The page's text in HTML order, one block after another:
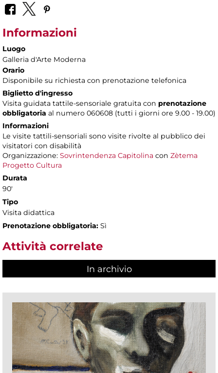
Informazioni
Luogo
Galleria d'Arte Moderna
Orario
Disponibile su richiesta con prenotazione telefonica
Biglietto d'ingresso
Visita guidata tattile-sensoriale gratuita con prenotazione
obbligatoria al numero 060608 (tutti i giorni ore 9.00 - 19.00)
Informazioni
Le visite tattili-sensoriali sono visite rivolte al pubblico dei
visitatori con disabilità
Organizzazione: Sovrintendenza Capitolina con Zètema
Progetto Cultura
Durata
90'
Tipo
Visita didattica
Prenotazione obbligatoria: Sì
Attività correlate
In archivio